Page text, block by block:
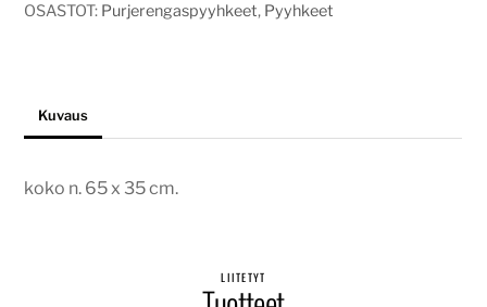
OSASTOT: Purjerengaspyyhkeet, Pyyhkeet
Kuvaus
koko n. 65 x 35 cm.
LIITETYT